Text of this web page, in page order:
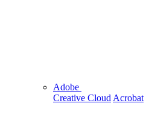
Adobe
Creative Cloud Acrobat